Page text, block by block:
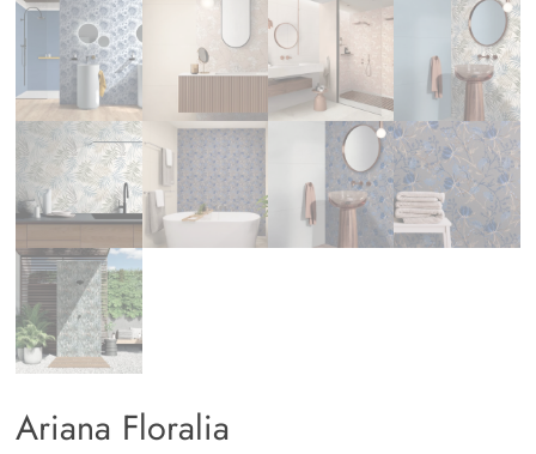
Ariana Floralia